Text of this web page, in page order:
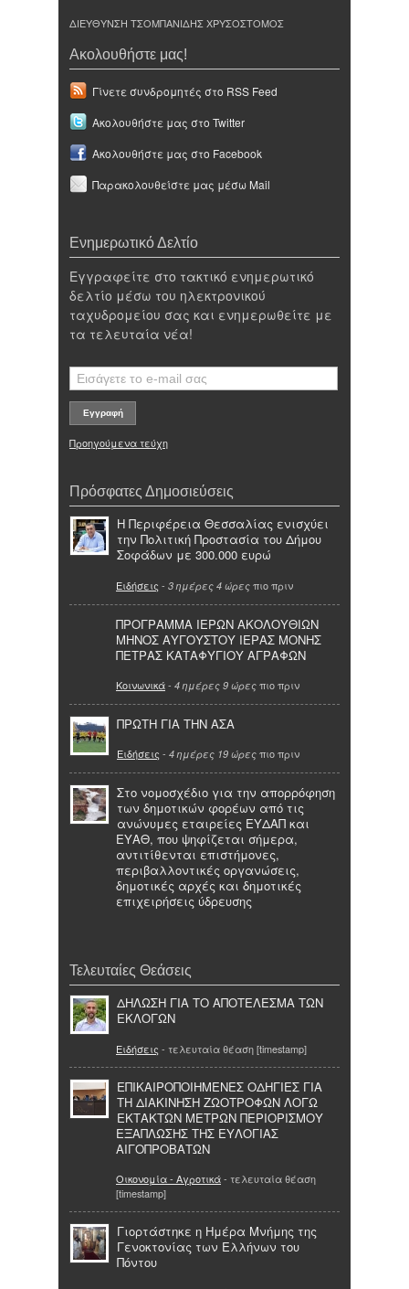
ΔΙΕΥΘΥΝΣΗ ΤΣΟΜΠΑΝΙΔΗΣ ΧΡΥΣΟΣΤΟΜΟΣ
Ακολουθήστε μας!
Γίνετε συνδρομητές στο RSS Feed
Ακολουθήστε μας στο Twitter
Ακολουθήστε μας στο Facebook
Παρακολουθείστε μας μέσω Mail
Ενημερωτικό Δελτίο
Εγγραφείτε στο τακτικό ενημερωτικό
δελτίο μέσω του ηλεκτρονικού
ταχυδρομείου σας και ενημερωθείτε με
τα τελευταία νέα!
Προηγούμενα τεύχη
Πρόσφατες Δημοσιεύσεις
Η Περιφέρεια Θεσσαλίας ενισχύει
την Πολιτική Προστασία του Δήμου
Σοφάδων με 300.000 ευρώ
Ειδήσεις - 3 ημέρες 4 ώρες πιο πριν
ΠΡΟΓΡΑΜΜΑ ΙΕΡΩΝ ΑΚΟΛΟΥΘΙΩΝ
ΜΗΝΟΣ ΑΥΓΟΥΣΤΟΥ ΙΕΡΑΣ ΜΟΝΗΣ
ΠΕΤΡΑΣ ΚΑΤΑΦΥΓΙΟΥ ΑΓΡΑΦΩΝ
Κοινωνικά- 4 ημέρες 9 ώρες πιο πριν
ΠΡΩΤΗ ΓΙΑ ΤΗΝ ΑΣΑ
Ειδήσεις - 4 ημέρες 19 ώρες πιο πριν
Στο νομοσχέδιο για την απορρόφηση
των δημοτικών φορέων από τις
ανώνυμες εταιρείες ΕΥΔΑΠ και
ΕΥΑΘ, που ψηφίζεται σήμερα,
αντιτίθενται επιστήμονες,
περιβαλλοντικές οργανώσεις,
δημοτικές αρχές και δημοτικές
επιχειρήσεις ύδρευσης
Τελευταίες Θεάσεις
ΔΗΛΩΣΗ ΓΙΑ ΤΟ ΑΠΟΤΕΛΕΣΜΑ ΤΩΝ
ΕΚΛΟΓΩΝ
Ειδήσεις - τελευταία θέαση [timestamp]
ΕΠΙΚΑΙΡΟΠΟΙΗΜΕΝΕΣ ΟΔΗΓΙΕΣ ΓΙΑ
ΤΗ ΔΙΑΚΙΝΗΣΗ ΖΩΟΤΡΟΦΩΝ ΛΟΓΩ
ΕΚΤΑΚΤΩΝ ΜΕΤΡΩΝ ΠΕΡΙΟΡΙΣΜΟΥ
ΕΞΑΠΛΩΣΗΣ ΤΗΣ ΕΥΛΟΓΙΑΣ
ΑΙΓΟΠΡΟΒΑΤΩΝ
Οικονομία - Αγροτικά- τελευταία θέαση
[timestamp]
Γιορτάστηκε η Ημέρα Μνήμης της
Γενοκτονίας των Ελλήνων του
Πόντου